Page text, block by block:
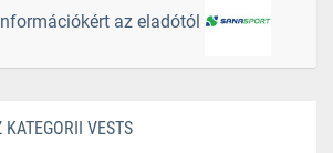
az eladótól
VESTS